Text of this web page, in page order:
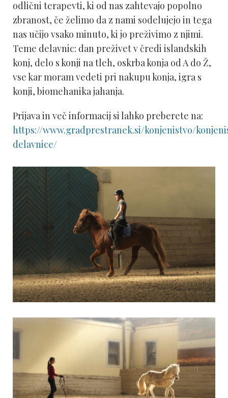
odlični terapevti, ki od nas zahtevajo popolno
zbranost, če želimo da z nami sodelujejo in tega
nas učijo vsako minuto, ki jo preživimo z njimi.
Teme delavnic: dan preživet v čredi islandskih
konj, delo s konji na tleh, oskrba konja od A do Ž,
vse kar moram vedeti pri nakupu konja, igra s
konji, biomehanika jahanja.
Prijava in več informacij si lahko preberete na:
https://www.gradprestranek.si/konjenistvo/
delavnice/